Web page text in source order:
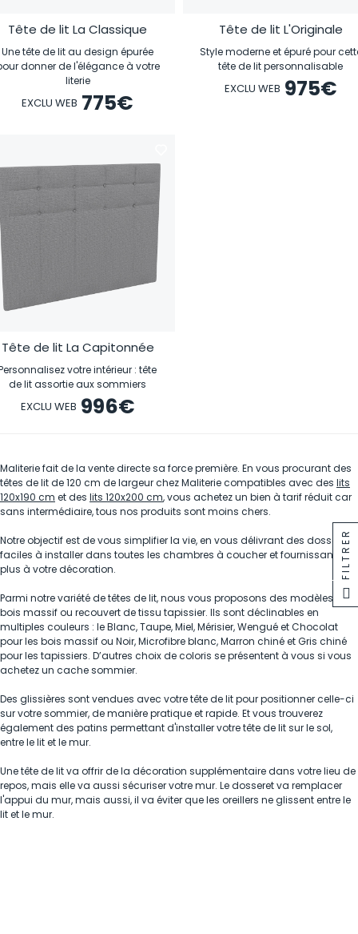
FILTRER
Tête de lit La Classique
Une tête de lit au design épurée
donner de l'élégance à votre
literie
EXCLU WEB 775€
Tête de lit L'Originale
Style moderne et épuré pour
tête de lit personnalisable
EXCLU WEB 975€
Tête de lit La Capitonnée
votre intérieur : tête
de lit assortie aux sommiers
EXCLU WEB 996€
Maliterie fait de la vente directe sa force première. En vous procurant des
têtes de lit de 120 cm de largeur chez Maliterie compatibles avec des lits
120x190 cm et des lits 120x200 cm, vous achetez un bien à tarif réduit car
sans intermédiaire, tous nos produits sont moins chers.
Notre objectif est de vous simplifier la vie, en vous délivrant des dosserets
faciles à installer dans toutes les chambres à coucher et fournissant un
plus à votre décoration.
Parmi notre variété de têtes de lit, nous vous proposons des modèles en
bois massif ou recouvert de tissu tapissier. Ils sont déclinables en
multiples couleurs : le Blanc, Taupe, Miel, Mérisier, Wengué et Chocolat
pour les bois massif ou Noir, Microfibre blanc, Marron chiné et Gris chiné
pour les tapissiers. D’autres choix de coloris se présentent à vous si vous
achetez un cache sommier.
Des glissières sont vendues avec votre tête de lit pour positionner celle-ci
sur votre sommier, de manière pratique et rapide. Et vous trouverez
également des patins permettant d'installer votre tête de lit sur le sol,
entre le lit et le mur.
Une tête de lit va offrir de la décoration supplémentaire dans votre lieu de
repos, mais elle va aussi sécuriser votre mur. Le dosseret va remplacer
l'appui du mur, mais aussi, il va éviter que les oreillers ne glissent entre le
lit et le mur.